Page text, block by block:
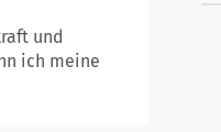
und
ich meine